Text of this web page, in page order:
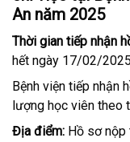
An năm 2025
Thời gian tiếp nhận
hết ngày 17/02/
Bệnh viện tiếp nhận
lượng học viên theo
Địa điểm: Hồ sơ